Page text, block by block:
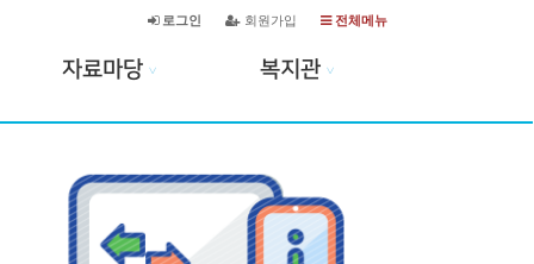
전체메뉴
회원가입
로그인
자료마당 ∨ 복지관 ∨